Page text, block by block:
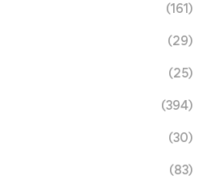
(161)
(29)
(25)
(394)
(30)
(83)